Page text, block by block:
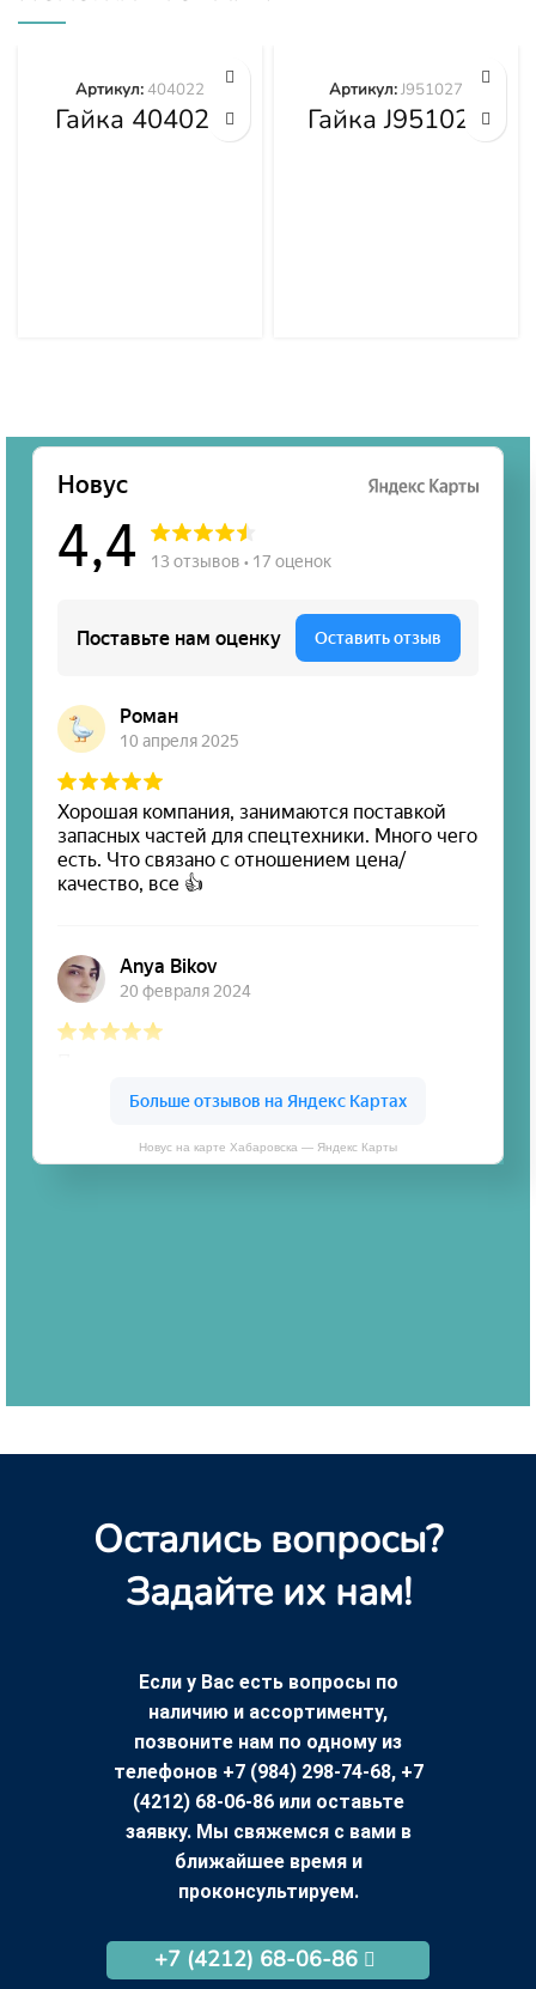
Гайка 404022
Артикул:404022
Гайка J951027
Артикул:J951027
Новус на карте Хабаровска — Яндекс Карты
Остались вопросы?
Задайте их нам!
Если у Вас есть вопросы по
наличию и ассортименту,
позвоните нам по одному из
телефонов +7 (984) 298-74-68, +7
(4212) 68-06-86 или оставьте
заявку. Мы свяжемся с вами в
ближайшее время и
проконсультируем.
+7 (4212) 68-06-86